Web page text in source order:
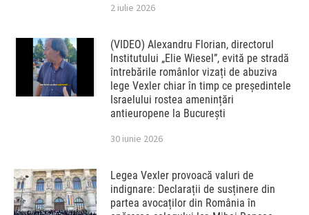
2 iulie 2026
(VIDEO) Alexandru Florian, directorul
Institutului „Elie Wiesel”, evită pe stradă
întrebările românlor vizați de abuziva
lege Vexler chiar în timp ce președintele
Israelului rostea amenințări
antieuropene la București
30 iunie 2026
Legea Vexler provoacă valuri de
indignare: Declarații de susținere din
partea avocaților din România în